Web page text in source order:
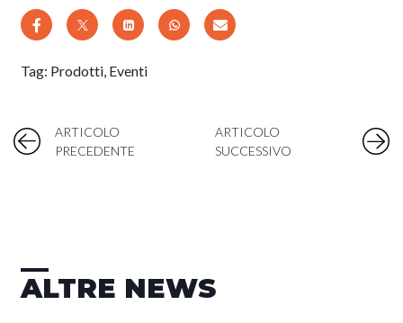
Tag: Prodotti, Eventi
ARTICOLO
PRECEDENTE
ARTICOLO
SUCCESSIVO
ALTRE NEWS